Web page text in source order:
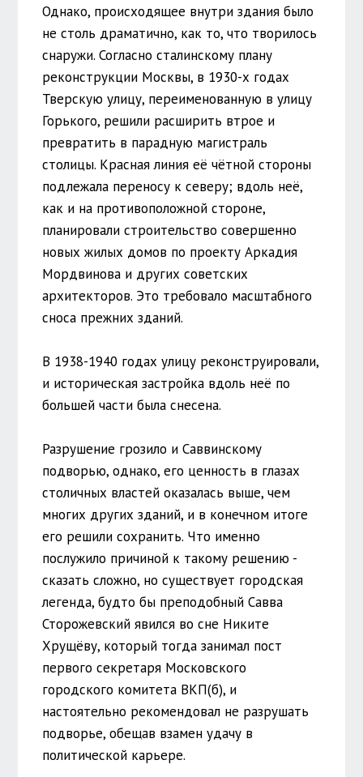
Однако, происходящее внутри здания было
не столь драматично, как то, что творилось
снаружи. Согласно сталинскому плану
реконструкции Москвы, в 1930-х годах
Тверскую улицу, переименованную в улицу
Горького, решили расширить втрое и
превратить в парадную магистраль
столицы. Красная линия её чётной стороны
подлежала переносу к северу; вдоль неё,
как и на противоположной стороне,
планировали строительство совершенно
новых жилых домов по проекту Аркадия
Мордвинова и других советских
архитекторов. Это требовало масштабного
сноса прежних зданий.
В 1938-1940 годах улицу реконструировали,
и историческая застройка вдоль неё по
большей части была снесена.
Разрушение грозило и Саввинскому
подворью, однако, его ценность в глазах
столичных властей оказалась выше, чем
многих других зданий, и в конечном итоге
его решили сохранить. Что именно
послужило причиной к такому решению -
сказать сложно, но существует городская
легенда, будто бы преподобный Савва
Сторожевский явился во сне Никите
Хрущёву, который тогда занимал пост
первого секретаря Московского
городского комитета ВКП(б), и
настоятельно рекомендовал не разрушать
подворье, обещав взамен удачу в
политической карьере.